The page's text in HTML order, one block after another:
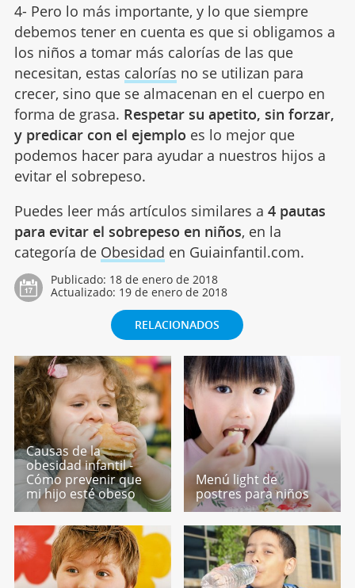
4- Pero lo más importante, y lo que siempre
debemos tener en cuenta es que si obligamos a
los niños a tomar más calorías de las que
necesitan, estas calorías no se utilizan para
crecer, sino que se almacenan en el cuerpo en
forma de grasa. Respetar su apetito, sin forzar,
y predicar con el ejemplo es lo mejor que
podemos hacer para ayudar a nuestros hijos a
evitar el sobrepeso.
Puedes leer más artículos similares a 4 pautas
para evitar el sobrepeso en niños, en la
categoría de Obesidad en Guiainfantil.com.
Publicado: 18 de enero de 2018
Actualizado: 19 de enero de 2018
RELACIONADOS
Causas de la
obesidad infantil -
Cómo prevenir que
mi hijo esté obeso
Menú light de
postres para niños